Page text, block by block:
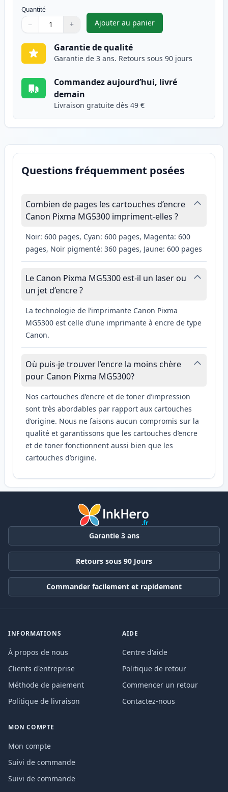
Quantité
Quantité
Utilisez les boutons pour ajuster
− +
Quantité
Ajouter au panier
,Pack de 2 Canon CLI-526Y
Garantie de qualité
Garantie de 3 ans. Retours sous 90 jours
Commandez aujourd’hui, livré
demain
Livraison gratuite dès 49 €
Questions fréquemment posées
Combien de pages les cartouches d’encre
Canon Pixma MG5300 impriment-elles ?
Noir: 600 pages, Cyan: 600 pages, Magenta: 600
pages, Noir pigmenté: 360 pages, Jaune: 600 pages
Le Canon Pixma MG5300 est-il un laser ou
un jet d’encre ?
La technologie de l’imprimante Canon Pixma
MG5300 est celle d’une imprimante à encre de type
Canon.
Où puis-je trouver l’encre la moins chère
pour Canon Pixma MG5300?
Nos cartouches d’encre et de toner d’impression
sont très abordables par rapport aux cartouches
d’origine. Nous ne faisons aucun compromis sur la
qualité et garantissons que les cartouches d’encre
et de toner fonctionnent aussi bien que les
cartouches d’origine.
Garantie 3 ans
Retours sous 90 Jours
Commander facilement et rapidement
INFORMATIONS
À propos de nous
Clients d'entreprise
Méthode de paiement
Politique de livraison
AIDE
Centre d'aide
Politique de retour
Commencer un retour
Contactez-nous
MON COMPTE
Mon compte
Suivi de commande
Suivi de commande